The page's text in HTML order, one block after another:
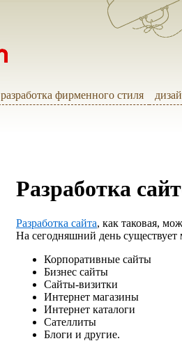
разработка фирменного стиля
Разработка
Разработка сайта, как таковая,
На сегодняшний день
Корпоративные сайты
Бизнес сайты
Сайты-визитки
Интернет магазины
Интернет каталоги
Сателлиты
Блоги и другие.